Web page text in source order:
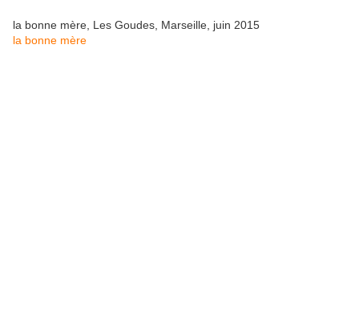
la bonne mère, Les Goudes, Marseille, juin 2015
la bonne mère